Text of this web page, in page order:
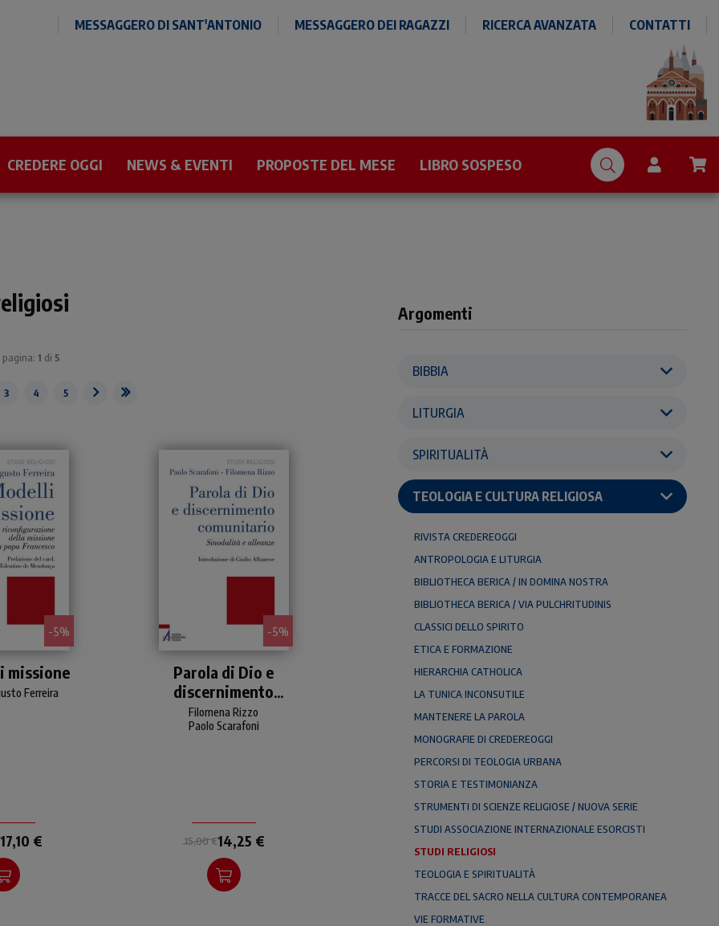
MESSAGGERO DI SANT'ANTONIO MESSAGGERO DEI RAGAZZI RICERCA AVANZATA CONTATTI
CREDERE OGGI NEWS & EVENTI PROPOSTE DEL MESE LIBRO SOSPESO
1 di 5
3 4 5
- 5%
come viene
magistero di
missione
Ferreira
17,10 €
- 5%
di sinodalità dal "basso" per
riscoprire, utilizzare e
potenziare la forza di
evangelizzazione della
Parola di Dio e
discernimento
comunitario
Filomena Rizzo
Paolo Scarafoni
15,00 €14,25 €
Argomenti
BIBBIA
LITURGIA
SPIRITUALITÀ
TEOLOGIA E CULTURA RELIGIOSA
RIVISTA CREDEREOGGI
ANTROPOLOGIA E LITURGIA
BIBLIOTHECA BERICA / IN DOMINA NOSTRA
BIBLIOTHECA BERICA / VIA PULCHRITUDINIS
CLASSICI DELLO SPIRITO
ETICA E FORMAZIONE
HIERARCHIA CATHOLICA
LA TUNICA INCONSUTILE
MANTENERE LA PAROLA
MONOGRAFIE DI CREDEREOGGI
PERCORSI DI TEOLOGIA URBANA
STORIA E TESTIMONIANZA
STRUMENTI DI SCIENZE RELIGIOSE / NUOVA SERIE
STUDI ASSOCIAZIONE INTERNAZIONALE ESORCISTI
STUDI RELIGIOSI
TEOLOGIA E SPIRITUALITÀ
TRACCE DEL SACRO NELLA CULTURA CONTEMPORANEA
VIE FORMATIVE